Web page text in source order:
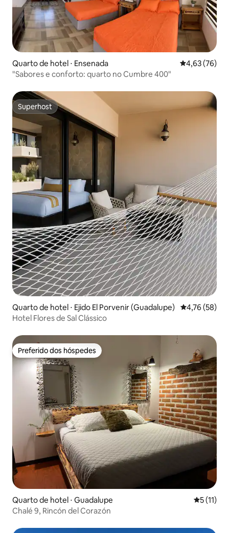
Quarto de hotel ⋅ Ensenada 4,63 de uma
4,63 (76)
"Sabores e conforto: quarto no Cumbre 400"
Superhost
Superhost
Quarto de hotel ⋅ Ejido El Porvenir (Guadalupe) 4,76 de uma
4,76 (58)
Hotel Flores de Sal Clássico
Preferido dos hóspedes
Preferido dos hóspedes
Quarto de hotel ⋅ Guadalupe 5 de uma
5 (11)
Chalé 9, Rincón del Corazón